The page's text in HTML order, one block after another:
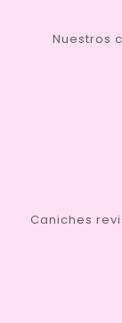
Nuestros
Caniches